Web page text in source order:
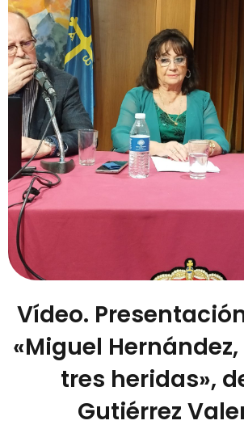
Vídeo.
«Miguel
tres heridas»,
Gutiérrez